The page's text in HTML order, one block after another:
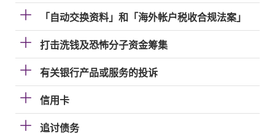
「自动交换资料」和「海外帐户税收合规法案」
打击洗钱及恐怖分子资金筹集
有关银行产品或服务的投诉
信用卡
追讨债务